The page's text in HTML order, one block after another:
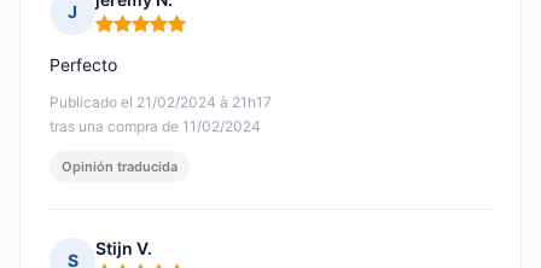
J
Nota: 5 de 5
Publicado el 21/02/2024 à 21h17
tras una compra de 11/02/2024
Perfecto
Opinión traducida
S
Stijn V.